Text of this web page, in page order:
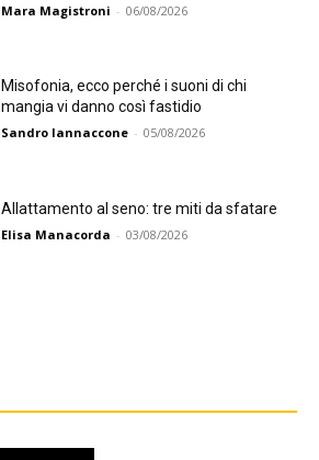
Mara Magistroni - 06/08/2026
Misofonia, ecco perché i suoni di chi
mangia vi danno così fastidio
Sandro Iannaccone - 05/08/2026
Allattamento al seno: tre miti da sfatare
Elisa Manacorda - 03/08/2026